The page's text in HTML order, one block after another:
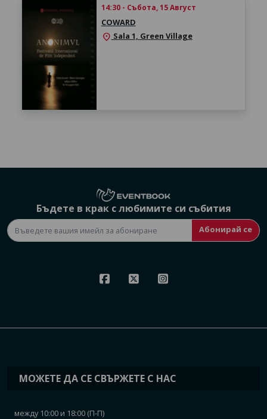
14:30 - Събота, 15 Август
COWARD
location_on Sala 1, Green Village
Бъдете в крак с любимите си събития
Абонирай се
МОЖЕТЕ ДА СЕ СВЪРЖЕТЕ С НАС
между 10:00 и 18:00 (П-П)